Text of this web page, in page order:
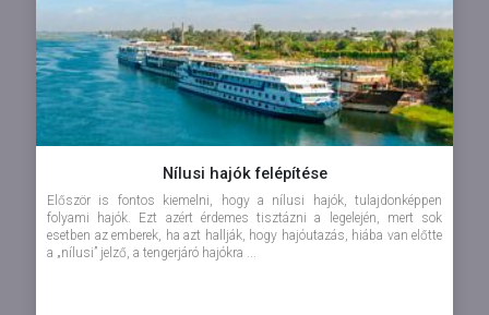
Nílusi hajók felépítése
Először is fontos kiemelni, hogy a nílusi hajók, tulajdonképpen
folyami hajók. Ezt azért érdemes tisztázni a legelején, mert sok
esetben az emberek, ha azt hallják, hogy hajóutazás, hiába van előtte
a „nílusi” jelző, a tengerjáró hajókra ...